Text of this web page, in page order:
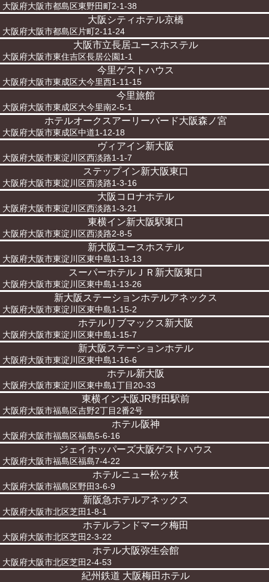
大阪府大阪市都島区東野田町2-1-38
大阪シティホテル京橋
大阪府大阪市都島区片町2-11-24
大阪市立長居ユースホステル
大阪府大阪市東住吉区長居公園1-1
今里ゲストハウス
大阪府大阪市東成区大今里西1-11-15
今里旅館
大阪府大阪市東成区大今里南2-5-1
ホテルオークスアーリーバード大阪森ノ宮
大阪府大阪市東成区中道1-12-18
ヴィアイン新大阪
大阪府大阪市東淀川区西淡路1-1-7
ステップイン新大阪東口
大阪府大阪市東淀川区西淡路1-3-16
大阪コロナホテル
大阪府大阪市東淀川区西淡路1-3-21
東横イン新大阪駅東口
大阪府大阪市東淀川区西淡路2-8-5
新大阪ユースホステル
大阪府大阪市東淀川区東中島1-13-13
スーパーホテルＪＲ新大阪東口
大阪府大阪市東淀川区東中島1-13-26
新大阪ステーションホテルアネックス
大阪府大阪市東淀川区東中島1-15-2
ホテルリブマックス新大阪
大阪府大阪市東淀川区東中島1-15-7
新大阪ステーションホテル
大阪府大阪市東淀川区東中島1-16-6
ホテル新大阪
大阪府大阪市東淀川区東中島1丁目20-33
東横イン大阪JR野田駅前
大阪府大阪市福島区吉野2丁目2番2号
ホテル阪神
大阪府大阪市福島区福島5-6-16
ジェイホッパーズ大阪ゲストハウス
大阪府大阪市福島区福島7-4-22
ホテルニュー松ヶ枝
大阪府大阪市福島区野田3-6-9
新阪急ホテルアネックス
大阪府大阪市北区芝田1-8-1
ホテルランドマーク梅田
大阪府大阪市北区芝田2-3-22
ホテル大阪弥生会館
大阪府大阪市北区芝田2-4-53
紀州鉄道 大阪梅田ホテル